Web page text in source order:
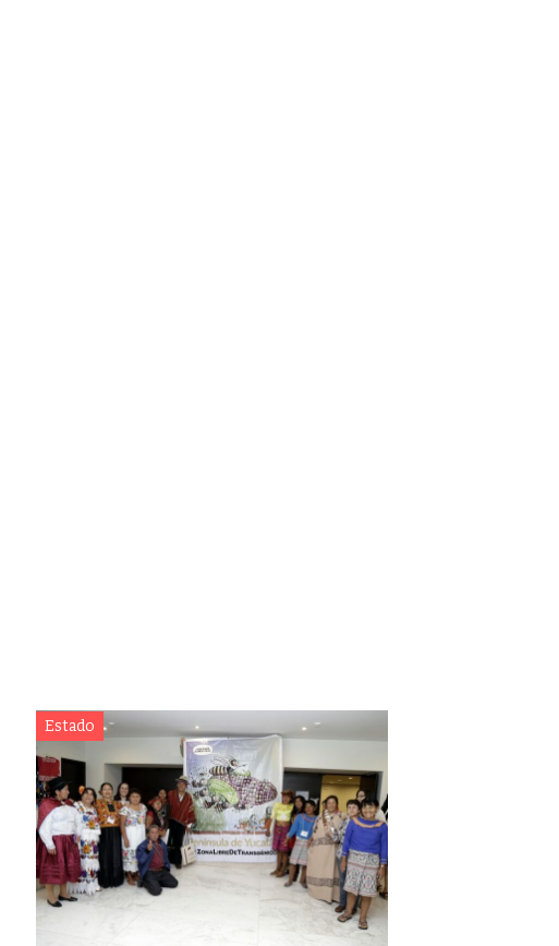
Estado